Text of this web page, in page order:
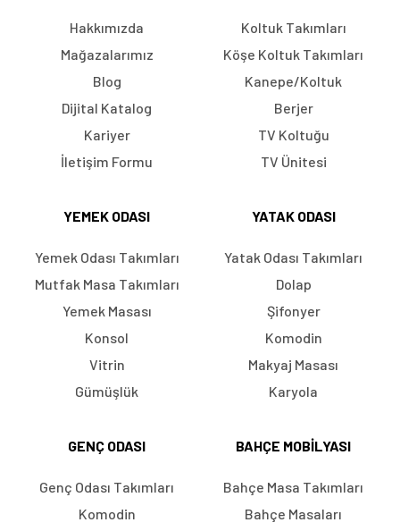
Hakkımızda
Mağazalarımız
Blog
Dijital Katalog
Kariyer
İletişim Formu
Koltuk Takımları
Köşe Koltuk Takımları
Kanepe/Koltuk
Berjer
TV Koltuğu
TV Ünitesi
YEMEK ODASI
Yemek Odası Takımları
Mutfak Masa Takımları
Yemek Masası
Konsol
Vitrin
Gümüşlük
YATAK ODASI
Yatak Odası Takımları
Dolap
Şifonyer
Komodin
Makyaj Masası
Karyola
GENÇ ODASI
Genç Odası Takımları
Komodin
BAHÇE MOBILYASI
Bahçe Masa Takımları
Bahçe Masaları